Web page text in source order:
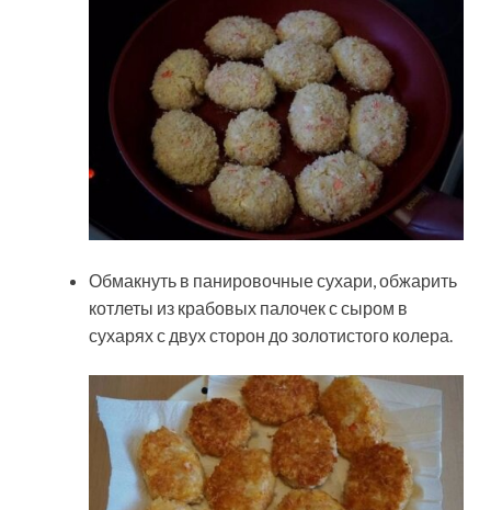
Обмакнуть в панировочные сухари, обжарить
котлеты из крабовых палочек с сыром в
сухарях с двух сторон до золотистого колера.